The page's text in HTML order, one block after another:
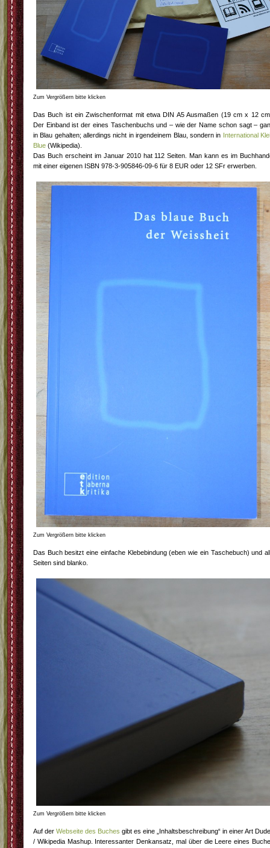
Zum Vergrößern bitte klicken
Das Buch ist ein Zwischenformat mit etwa DIN A5 Ausmaßen (19 cm x 12
Der Einband ist der eines Taschenbuchs und – wie der Name schon sagt –
in Blau gehalten; allerdings nicht in irgendeinem Blau, sondern in International
Blue (Wikipedia).
Das Buch erscheint im Januar 2010 hat 112 Seiten. Man kann es im
mit einer eigenen ISBN 978-3-905846-09-6 für 8 EUR oder 12 SFr erwerben.
Zum Vergrößern bitte klicken
Das Buch besitzt eine einfache Klebebindung (eben wie ein Taschebuch) und
Seiten sind blanko.
Zum Vergrößern bitte klicken
Auf der Webseite des Buches gibt es eine „Inhaltsbeschreibung“ in einer Art
/ Wikipedia Mashup. Interessanter Denkansatz, mal über die Leere eines